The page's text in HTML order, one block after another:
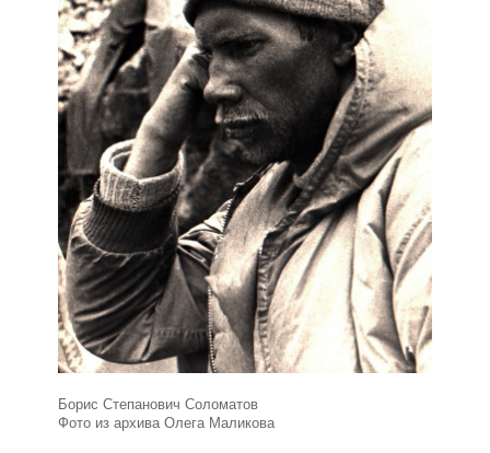
Борис Степанович Соломатов
Фото из архива Олега Маликова